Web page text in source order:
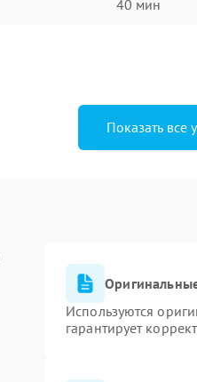
40 мин
Показать все
Используются
гарантирует